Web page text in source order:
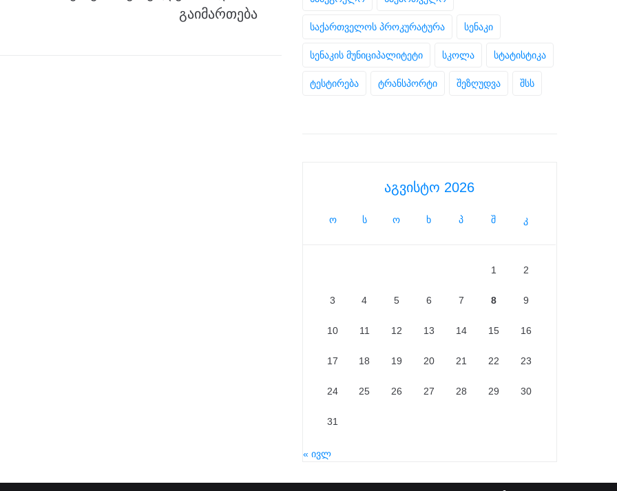
გაიმართება
საქართველოს პროკურატურა სენაკი
სენაკის მუნიციპალიტეტი სკოლა სტატისტიკა
ტესტირება ტრანსპორტი შეზღუდვა შსს
აგვისტო 2026
ო ს ო ხ პ შ კ
1 2
3 4 5 6 7 8 9
10 11 12 13 14 15 16
17 18 19 20 21 22 23
24 25 26 27 28 29 30
31
« ივლ